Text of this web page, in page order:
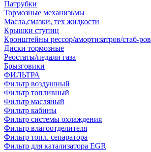
Патрубки
Тормозные механизьмы
Масла,смазки, тех жидкости
Крышки ступиц
Кронштейны рессор/амортизатров/стаб-ров
Диски тормозные
Реостаты/педали газа
Брызговики
ФИЛЬТРА
Фильтр воздушный
Фильтр топливный
Фильтр масляный
Фильтр кабины
Фильтр системы охлаждения
Фильтр влагоотделителя
Фильтр топл. сепаратора
Фильтр для катализатора EGR